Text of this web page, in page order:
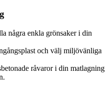
några enkla grönsaker i din
och välj miljövänliga
råvaror i din matlagning